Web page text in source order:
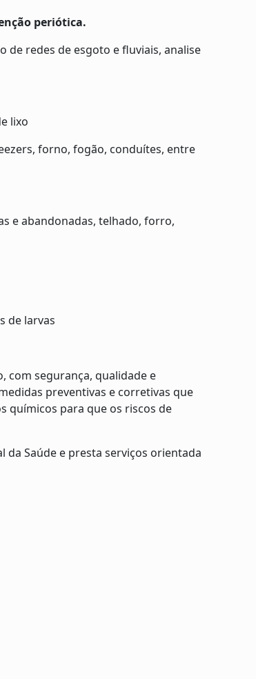
periótica.
de redes de esgoto e fluviais, analise
lixo
forno, fogão, conduítes, entre
e abandonadas, telhado, forro,
de larvas
com segurança, qualidade e
preventivas e corretivas que
químicos para que os riscos de
da Saúde e presta serviços orientada